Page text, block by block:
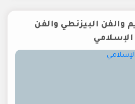
والفن البيزنطي والفن
الإسلامي